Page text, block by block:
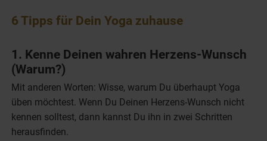
6 Tipps für Dein Yoga zuhause
1. Kenne Deinen wahren Herzens-Wunsch
(Warum?)
Mit anderen Worten: Wisse, warum Du überhaupt Yoga
üben möchtest. Wenn Du Deinen Herzens-Wunsch nicht
kennen solltest, dann kannst Du ihn in zwei Schritten
herausfinden.